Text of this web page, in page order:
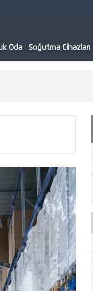
Oda Soğutma Cihazları